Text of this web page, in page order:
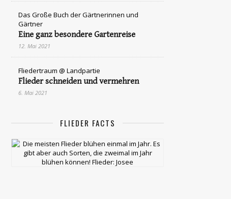
Das Große Buch der Gärtnerinnen und
Gärtner
Eine ganz besondere Gartenreise
12. Mai 2021
Fliedertraum @ Landpartie
Flieder schneiden und vermehren
6. Mai 2021
FLIEDER FACTS